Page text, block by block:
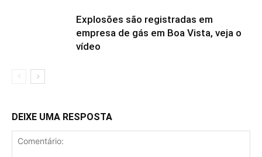
Explosões são registradas em
empresa de gás em Boa Vista, veja o
vídeo
DEIXE UMA RESPOSTA